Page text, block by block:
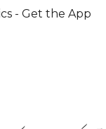
- Get the App